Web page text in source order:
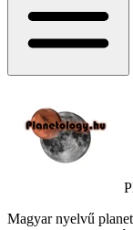
Magyar nyelvű